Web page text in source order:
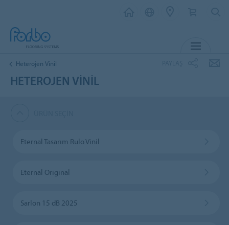
Heterojen Vinil
HETEROJEN VINIL
Eternal Tasarım Rulo Vinil
Eternal Original
Sarlon 15 dB 2025